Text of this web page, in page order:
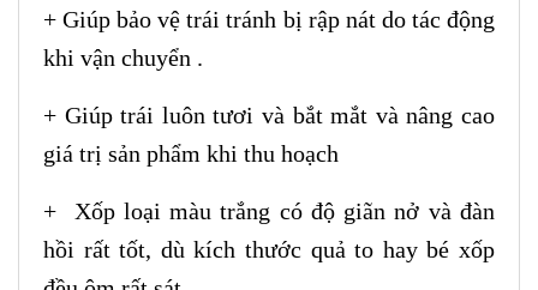
+ Giúp bảo vệ trái tránh bị rập nát do tác động
khi vận chuyển .
+ Giúp trái luôn tươi và bắt mắt và nâng cao
giá trị sản phẩm khi thu hoạch
+ Xốp loại màu trắng có độ giãn nở và đàn
hồi rất tốt, dù kích thước quả to hay bé xốp